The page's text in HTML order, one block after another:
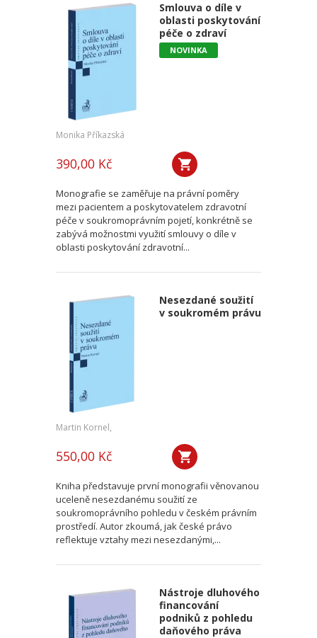
Smlouva o díle v
oblasti poskytování
péče o zdraví
NOVINKA
Monika Příkazská
390,00 Kč
Monografie se zaměřuje na právní poměry
mezi pacientem a poskytovatelem zdravotní
péče v soukromoprávním pojetí, konkrétně se
zabývá možnostmi využití smlouvy o díle v
oblasti poskytování zdravotní...
Nesezdané soužití
v soukromém právu
Martin Kornel,
550,00 Kč
Kniha představuje první monografii věnovanou
uceleně nesezdanému soužití ze
soukromoprávního pohledu v českém právním
prostředí. Autor zkoumá, jak české právo
reflektuje vztahy mezi nesezdanými,...
Nástroje dluhového
financování
podniků z pohledu
daňového práva